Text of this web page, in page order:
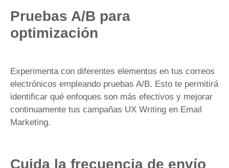
Pruebas A/B para
optimización
Experimenta con diferentes elementos en tus correos
electrónicos empleando pruebas A/B. Esto te permitirá
identificar qué enfoques son más efectivos y mejorar
continuamente tus campañas UX Writing en Email
Marketing.
Cuida la frecuencia de envío